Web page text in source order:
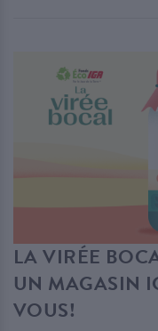
LA VIRÉE
UN MAGASIN
VOUS!